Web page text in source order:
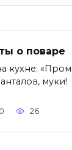
о поваре
кухне:
муки!
0 26